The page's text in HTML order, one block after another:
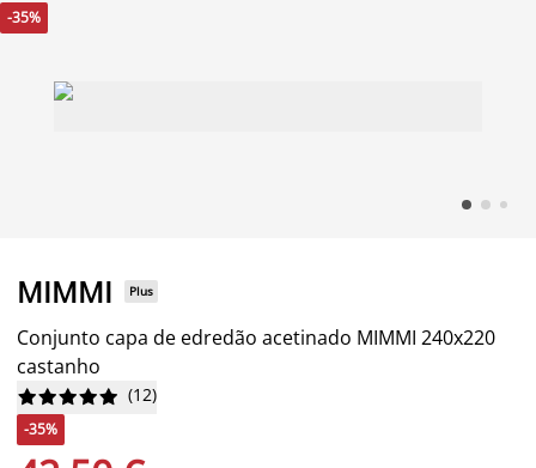
-35%
MIMMI Plus
Conjunto capa de edredão acetinado MIMMI 240x220
castanho





 (12)
-35%